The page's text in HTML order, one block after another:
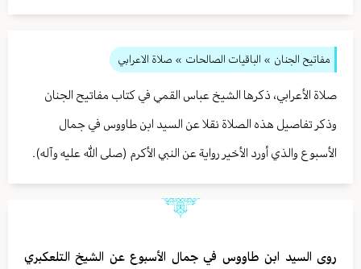
مفاتيح الجنان » الباقيات الصالحات » صلاة الاعرابي
صلاة الأعرابي، ذكرها الشيخ عباس القمي في كتاب مفاتيح الجنان
وذكر تفاصيل هذه الصلاة نقلا عن السيد ابن طاووس في جمال
الأسبوع والذي أورد الأخير رواية عن النبي الأكرم (صلى الله عليه وآله).
روى السيد ابن طاووس في جمال الأسبوع عن الشيخ التلعكبري